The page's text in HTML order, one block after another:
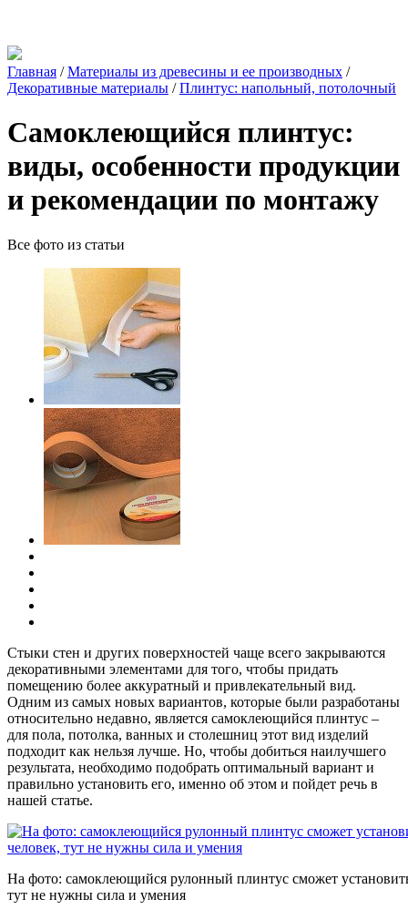
Главная /Материалы из древесины и ее производных /
Декоративные материалы /Плинтус: напольный, потолочный
Самоклеющийся плинтус:
виды, особенности продукции
и рекомендации по монтажу
Все фото из статьи
Стыки стен и других поверхностей чаще всего закрываются
декоративными элементами для того, чтобы придать
помещению более аккуратный и привлекательный вид.
Одним из самых новых вариантов, которые были разработаны
относительно недавно, является самоклеющийся плинтус –
для пола, потолка, ванных и столешниц этот вид изделий
подходит как нельзя лучше. Но, чтобы добиться наилучшего
результата, необходимо подобрать оптимальный вариант и
правильно установить его, именно об этом и пойдет речь в
нашей статье.
На фото: самоклеющийся рулонный плинтус сможет
тут не нужны сила и умения